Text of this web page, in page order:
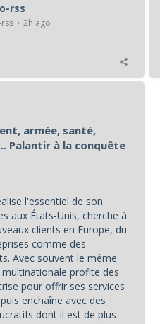
rss
2h ago
armée, santé,
Palantir à la conquête
l'essentiel de son
aux États-Unis, cherche à
clients en Europe, du
comme des
Avec souvent le même
profite des
pour offrir ses services
enchaîne avec des
dont il est de plus